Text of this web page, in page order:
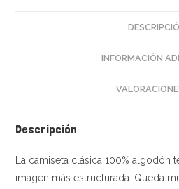
INFORMACIÓN
Descripción
La camiseta clásica 100% algodón
imagen más estructurada. Queda